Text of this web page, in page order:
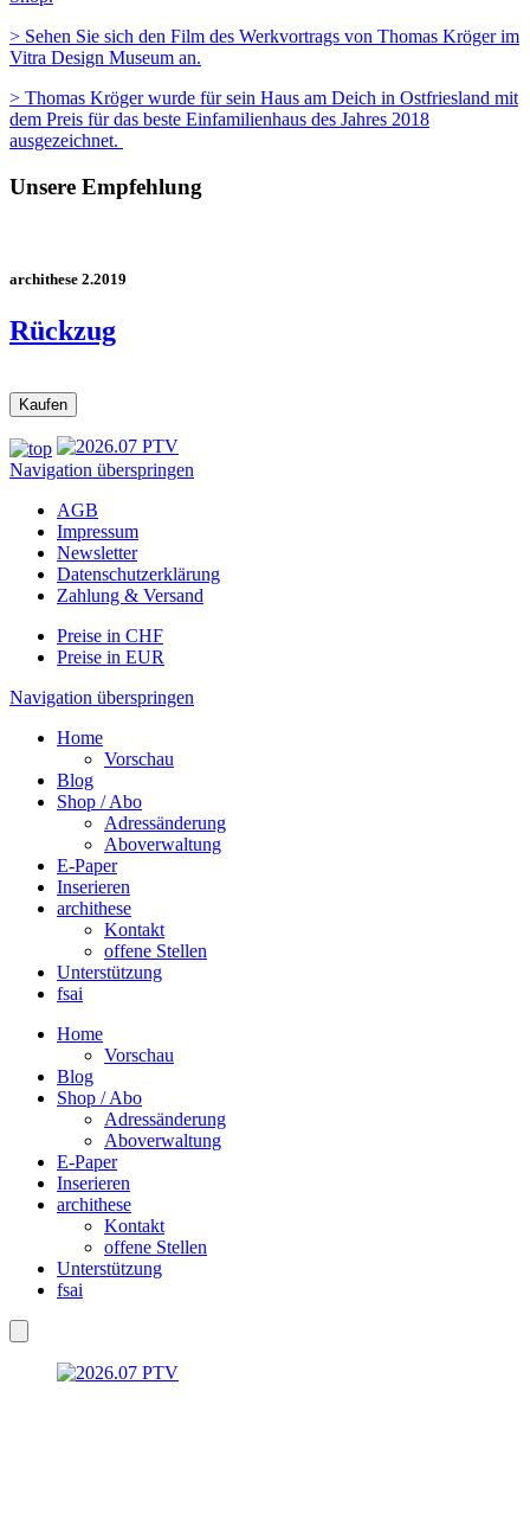
> Sehen Sie sich den Film des Werkvortrags von Thomas Kröger im
Vitra Design Museum an.
> Thomas Kröger wurde für sein Haus am Deich in Ostfriesland mit
dem Preis für das beste Einfamilienhaus des Jahres 2018
ausgezeichnet.
Unsere Empfehlung
archithese 2.2019
Rückzug
Navigation überspringen
AGB
Impressum
Newsletter
Datenschutzerklärung
Zahlung & Versand
Preise in CHF
Preise in EUR
Navigation überspringen
Home
Vorschau
Blog
Shop / Abo
Adressänderung
Aboverwaltung
E-Paper
Inserieren
archithese
Kontakt
offene Stellen
Unterstützung
fsai
Home
Vorschau
Blog
Shop / Abo
Adressänderung
Aboverwaltung
E-Paper
Inserieren
archithese
Kontakt
offene Stellen
Unterstützung
fsai